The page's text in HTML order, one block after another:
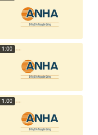
1:00
1:00